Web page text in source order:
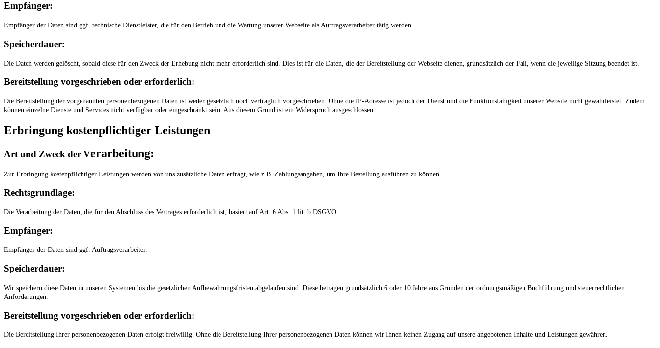
Empfänger:
Empfänger der Daten sind ggf. technische Dienstleister, die für den Betrieb und die Wartung unserer Webseite als Auftragsverarbeiter tätig werden.
Speicherdauer:
Die Daten werden gelöscht, sobald diese für den Zweck der Erhebung nicht mehr erforderlich sind. Dies ist für die Daten, die der Bereitstellung der Webseite dienen, grundsätzlich der Fall, wenn die jeweilige Sitzung beendet ist.
Bereitstellung vorgeschrieben oder erforderlich:
Die Bereitstellung der vorgenannten personenbezogenen Daten ist weder gesetzlich noch vertraglich vorgeschrieben. Ohne die IP-Adresse ist jedoch der Dienst und die Funktionsfähigkeit unserer Website nicht gewährleistet. Zudem
können einzelne Dienste und Services nicht verfügbar oder eingeschränkt sein. Aus diesem Grund ist ein Widerspruch ausgeschlossen.
Erbringung kostenpflichtiger Leistungen
Art und Zweck der Verarbeitung:
Zur Erbringung kostenpflichtiger Leistungen werden von uns zusätzliche Daten erfragt, wie z.B. Zahlungsangaben, um Ihre Bestellung ausführen zu können.
Rechtsgrundlage:
Die Verarbeitung der Daten, die für den Abschluss des Vertrages erforderlich ist, basiert auf Art. 6 Abs. 1 lit. b DSGVO.
Empfänger:
Empfänger der Daten sind ggf. Auftragsverarbeiter.
Speicherdauer:
Wir speichern diese Daten in unseren Systemen bis die gesetzlichen Aufbewahrungsfristen abgelaufen sind. Diese betragen grundsätzlich 6 oder 10 Jahre aus Gründen der ordnungsmäßigen Buchführung und steuerrechtlichen
Anforderungen.
Bereitstellung vorgeschrieben oder erforderlich:
Die Bereitstellung Ihrer personenbezogenen Daten erfolgt freiwillig. Ohne die Bereitstellung Ihrer personenbezogenen Daten können wir Ihnen keinen Zugang auf unsere angebotenen Inhalte und Leistungen gewähren.